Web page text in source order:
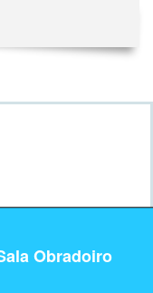
Obradoiro